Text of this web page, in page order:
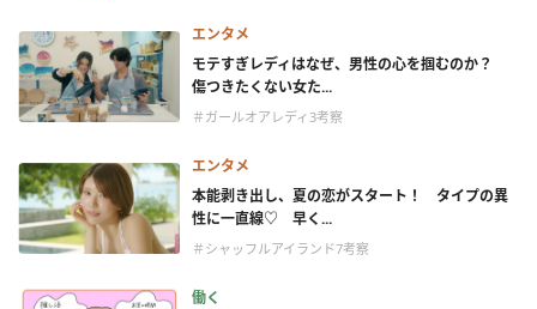
エンタメ
モテすぎレディはなぜ、男性の心を掴むのか？
傷つきたくない女た...
＃ガールオアレディ3考察
エンタメ
本能剥き出し、夏の恋がスタート！ タイプの異
性に一直線♡ 早く...
＃シャッフルアイランド7考察
働く